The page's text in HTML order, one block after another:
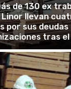
de 130 ex
llevan
por sus deudas
tras